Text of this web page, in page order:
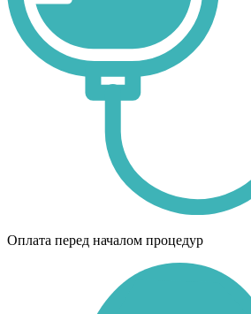
Оплата перед началом процедур